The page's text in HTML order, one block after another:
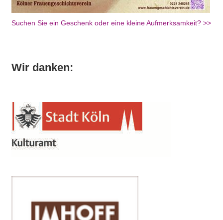
Suchen Sie ein Geschenk oder eine kleine Aufmerksamkeit? >>
Wir danken: